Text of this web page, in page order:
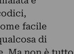
facile
di